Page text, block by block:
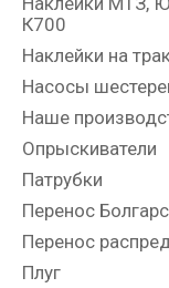
К700
Наклейки на
Насосы
Наше
Опрыскиватели
Патрубки
Перенос
Перенос
Плуг